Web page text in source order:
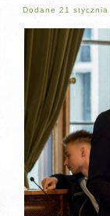
Dodane 21 stycznia